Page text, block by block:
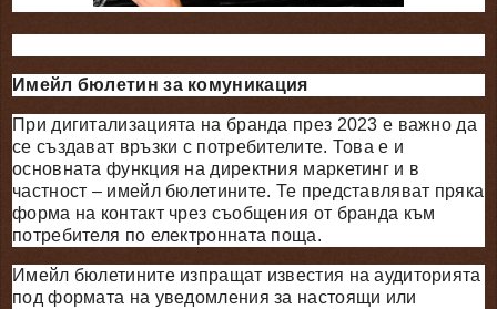
Имейл бюлетин за комуникация
При дигитализацията на бранда през 2023 е важно да
се създават връзки с потребителите. Това е и
основната функция на директния маркетинг и в
частност – имейл бюлетините. Те представляват пряка
форма на контакт чрез съобщения от бранда към
потребителя по електронната поща.
Имейл бюлетините изпращат известия на аудиторията
под формата на уведомления за настоящи или